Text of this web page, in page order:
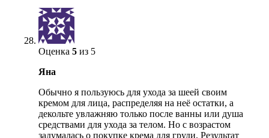
Оценка 5 из 5
Яна
Обычно я пользуюсь для ухода за шеей своим
кремом для лица, распределяя на неё остатки, а
декольте увлажняю только после ванны или душа
средствами для ухода за телом. Но с возрастом
задумалась о покупке крема для груди. Результат